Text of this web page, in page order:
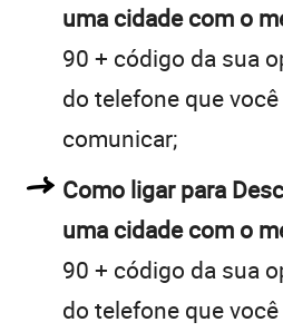
uma cidade com o
90 + código da sua
do telefone que
comunicar;
Como ligar para
uma cidade com o
90 + código da sua
do telefone que